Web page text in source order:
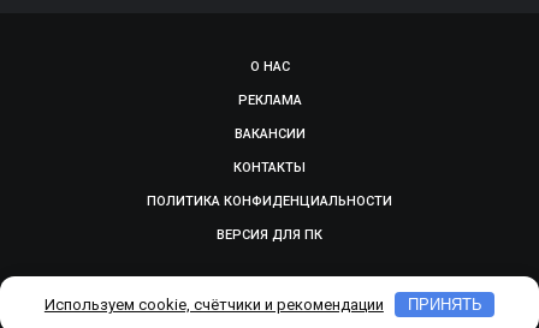
О НАС
РЕКЛАМА
ВАКАНСИИ
КОНТАКТЫ
ПОЛИТИКА КОНФИДЕНЦИАЛЬНОСТИ
ВЕРСИЯ ДЛЯ ПК
© 2009-2026, SMOLGAZETA.RU. СДЕЛАНО ВADEPTUM
Используем cookie, счётчики и рекомендации ПРИНЯТЬ